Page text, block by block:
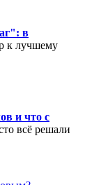
в
к лучшему
и что с
всё решали